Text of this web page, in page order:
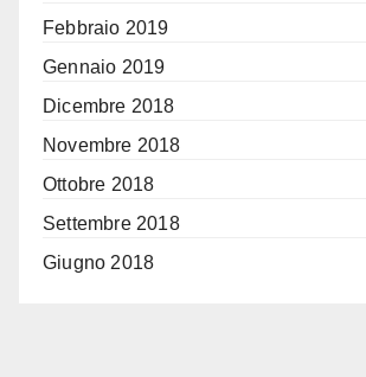
Febbraio 2019
Gennaio 2019
Dicembre 2018
Novembre 2018
Ottobre 2018
Settembre 2018
Giugno 2018